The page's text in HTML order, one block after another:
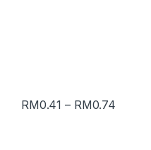
RM0.41 – RM0.74